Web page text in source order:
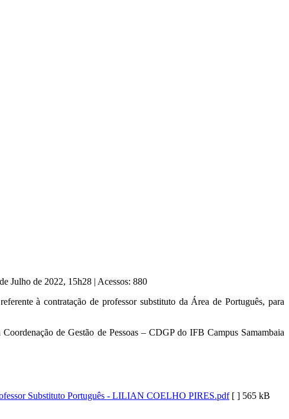
Julho de 2022, 15h28 | Acessos: 880
à contratação de professor substituto da Área de Português, para
de Gestão de Pessoas – CDGP do IFB Campus Samambaia
Substituto Português - LILIAN COELHO PIRES.pdf [ ] 565 kB